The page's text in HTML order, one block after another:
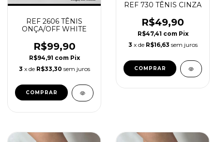
REF 2606 TÊNIS
ONÇA/OFF WHITE
R$99,90
R$94,91 com Pix
3 x de R$33,30 sem juros
COMPRAR
REF 730 TÊNIS CINZA
R$49,90
R$47,41 com Pix
3 x de R$16,63 sem juros
COMPRAR